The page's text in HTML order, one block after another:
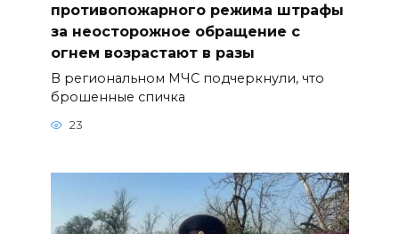
противопожарного режима штрафы
за неосторожное обращение с
огнем возрастают в разы
В региональном МЧС подчеркнули, что
брошенные спичка
23